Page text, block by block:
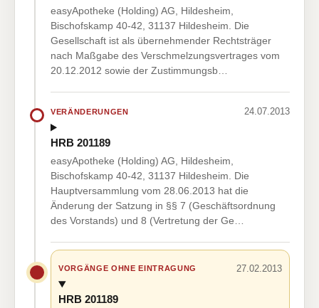
easyApotheke (Holding) AG, Hildesheim,
Bischofskamp 40-42, 31137 Hildesheim. Die
Gesellschaft ist als übernehmender Rechtsträger
nach Maßgabe des Verschmelzungsvertrages vom
20.12.2012 sowie der Zustimmungsb…
VERÄNDERUNGEN 24.07.2013
HRB 201189
easyApotheke (Holding) AG, Hildesheim,
Bischofskamp 40-42, 31137 Hildesheim. Die
Hauptversammlung vom 28.06.2013 hat die
Änderung der Satzung in §§ 7 (Geschäftsordnung
des Vorstands) und 8 (Vertretung der Ge…
VORGÄNGE OHNE EINTRAGUNG 27.02.2013
HRB 201189